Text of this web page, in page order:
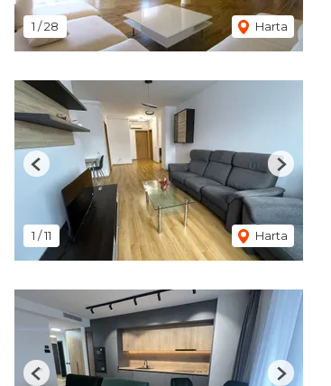
1 /28 Harta
1 /11 Harta
Previous Next
Previous Next